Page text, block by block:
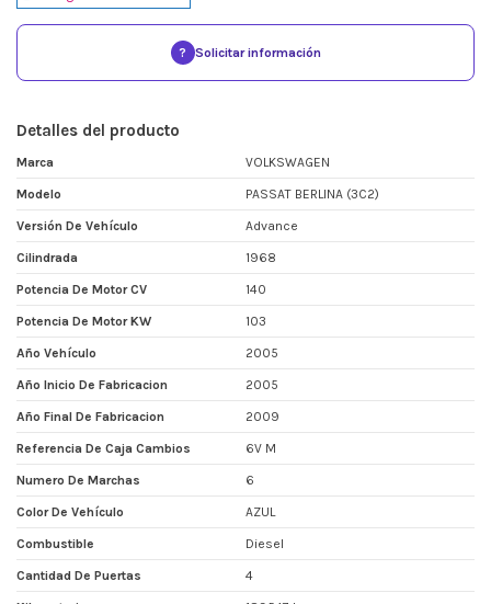
? Solicitar información
Detalles del producto
Marca VOLKSWAGEN
Modelo PASSAT BERLINA (3C2)
Versión De Vehículo Advance
Cilindrada 1968
Potencia De Motor CV 140
Potencia De Motor KW 103
Año Vehículo 2005
Año Inicio De Fabricacion 2005
Año Final De Fabricacion 2009
Referencia De Caja Cambios 6V M
Numero De Marchas 6
Color De Vehículo AZUL
Combustible Diesel
Cantidad De Puertas 4